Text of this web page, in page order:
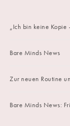
„Ich bin keine Kopie
Bare Minds News
Zur neuen Routine
Bare Minds News: